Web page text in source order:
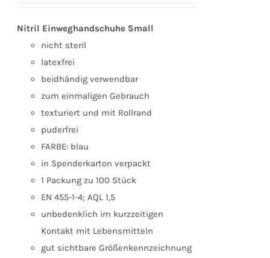
Nitril Einweghandschuhe Small
nicht steril
latexfrei
beidhändig verwendbar
zum einmaligen Gebrauch
texturiert und mit Rollrand
puderfrei
FARBE: blau
in Spenderkarton verpackt
1 Packung zu 100 Stück
EN 455-1-4; AQL 1,5
unbedenklich im kurzzeitigen
Kontakt mit Lebensmitteln
gut sichtbare Größenkennzeichnung